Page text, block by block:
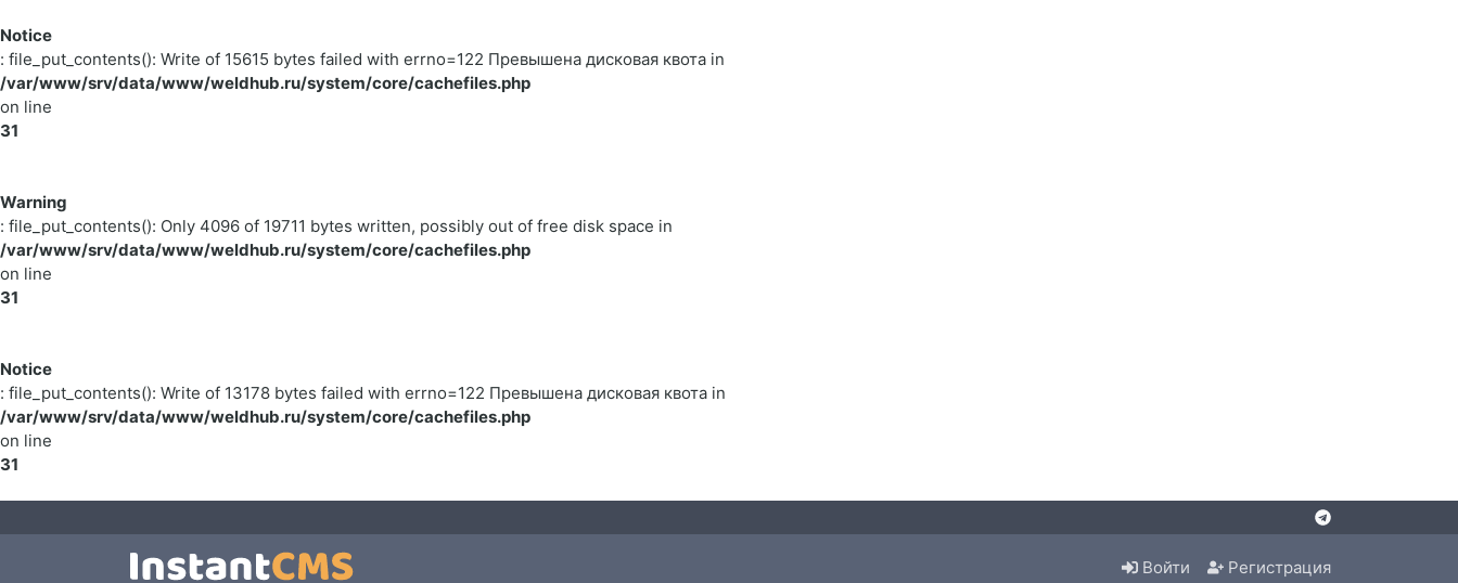
Notice
: file_put_contents(): Write of 15615 bytes failed with errno=122 Превышена дисковая квота in
/var/www/srv/data/www/weldhub.ru/system/core/cachefiles.php
on line
31
Warning
: file_put_contents(): Only 4096 of 19711 bytes written, possibly out of free disk space in
/var/www/srv/data/www/weldhub.ru/system/core/cachefiles.php
on line
31
Notice
: file_put_contents(): Write of 13178 bytes failed with errno=122 Превышена дисковая квота in
/var/www/srv/data/www/weldhub.ru/system/core/cachefiles.php
on line
31
Войти Регистрация